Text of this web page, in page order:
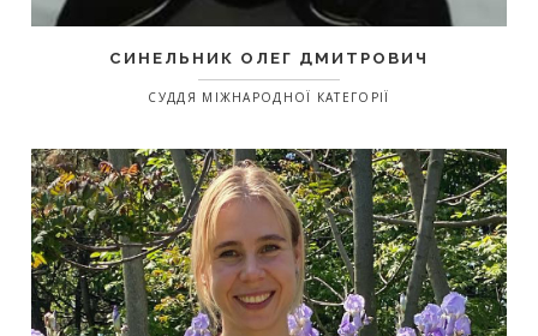
СИНЕЛЬНИК ОЛЕГ ДМИТРОВИЧ
СУДДЯ МІЖНАРОДНОЇ КАТЕГОРІЇ